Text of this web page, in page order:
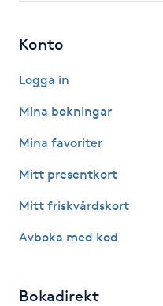
K18
Katun fransar
Keratinbehandling
Kinesisk medicin
Konto
Logga in
Mina bokningar
Mina favoriter
Mitt presentkort
Mitt friskvårdskort
Avboka med kod
Bokadirekt